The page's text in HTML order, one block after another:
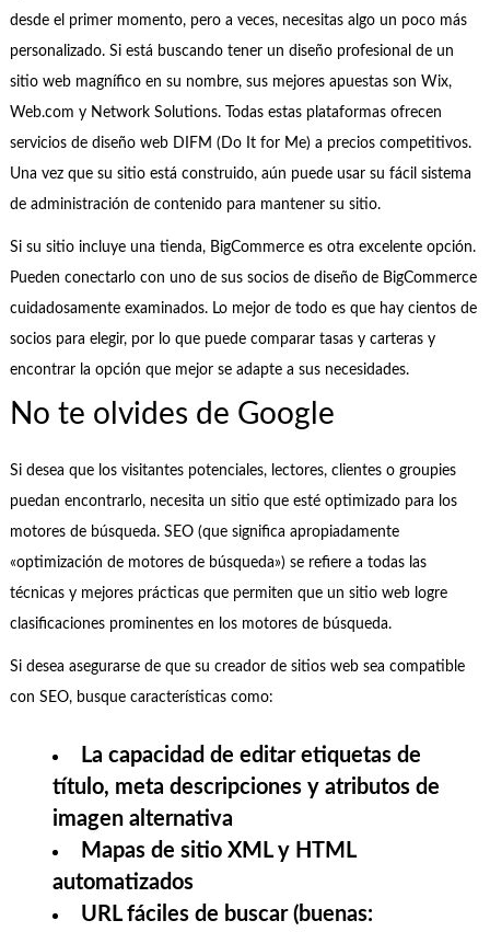
desde el primer momento, pero a veces, necesitas algo un poco más
personalizado. Si está buscando tener un diseño profesional de un
sitio web magnífico en su nombre, sus mejores apuestas son Wix,
Web.com y Network Solutions. Todas estas plataformas ofrecen
servicios de diseño web DIFM (Do It for Me) a precios competitivos.
Una vez que su sitio está construido, aún puede usar su fácil sistema
de administración de contenido para mantener su sitio.
Si su sitio incluye una tienda, BigCommerce es otra excelente opción.
Pueden conectarlo con uno de sus socios de diseño de BigCommerce
cuidadosamente examinados. Lo mejor de todo es que hay cientos de
socios para elegir, por lo que puede comparar tasas y carteras y
encontrar la opción que mejor se adapte a sus necesidades.
No te olvides de Google
Si desea que los visitantes potenciales, lectores, clientes o groupies
puedan encontrarlo, necesita un sitio que esté optimizado para los
motores de búsqueda. SEO (que significa apropiadamente
«optimización de motores de búsqueda») se refiere a todas las
técnicas y mejores prácticas que permiten que un sitio web logre
clasificaciones prominentes en los motores de búsqueda.
Si desea asegurarse de que su creador de sitios web sea compatible
con SEO, busque características como:
La capacidad de editar etiquetas de
título, meta descripciones y atributos de
imagen alternativa
Mapas de sitio XML y HTML
automatizados
URL fáciles de buscar (buenas: